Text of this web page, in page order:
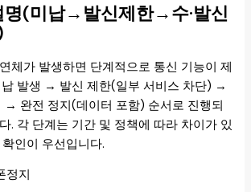
명(미납→발신제한→수·발신
체가 발생하면 단계적으로 통신 기능이 제
납 발생 → 발신 제한(일부 서비스 차단) →
→ 완전 정지(데이터 포함) 순서로 진행되
. 각 단계는 기간 및 정책에 따라 차이가 있
인이 우선입니다.